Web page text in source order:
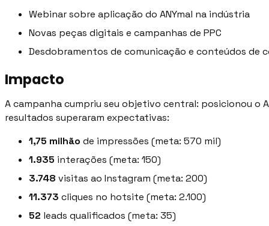
Webinar sobre aplicação do ANYmal na indústria
Novas peças digitais e campanhas de PPC
Desdobramentos de comunicação e conteúdos de
Impacto
A campanha cumpriu seu objetivo central: posicionou o
resultados superaram expectativas:
1,75 milhão de impressões (meta: 570 mil)
1.935 interações (meta: 150)
3.748 visitas ao Instagram (meta: 200)
11.373 cliques no hotsite (meta: 2.100)
52 leads qualificados (meta: 35)